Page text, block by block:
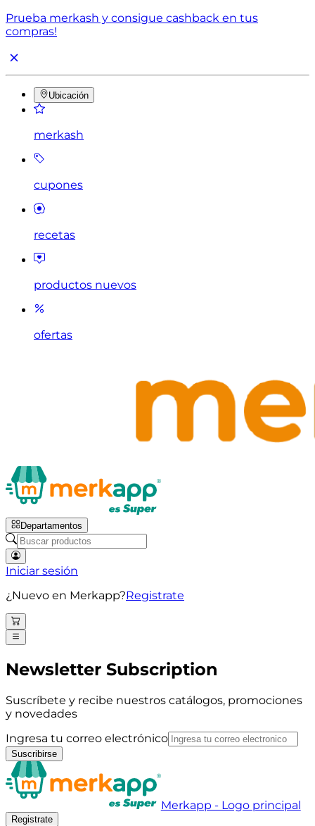
Prueba merkash y consigue cashback en tus
compras!
Ubicación
merkash
cupones
recetas
productos nuevos
ofertas
Departamentos
Iniciar sesión
¿Nuevo en Merkapp?Registrate
Newsletter Subscription
Suscríbete y recibe nuestros catálogos, promociones
y novedades
Ingresa tu correo electrónico
Suscribirse
Merkapp - Logo principal
Registrate